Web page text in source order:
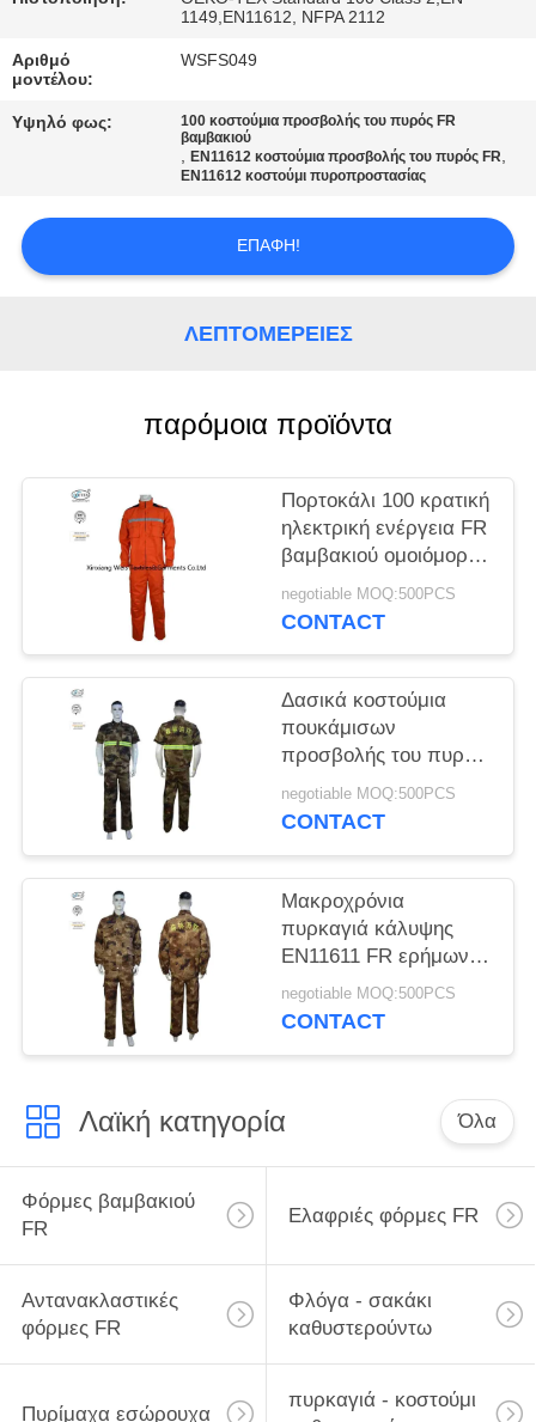
ΕΠΑΦΉ
ΜΕ
ΖΗΤΉΣΤΕ
ΑΠΌΣΠΑΣΜΑ
SITEMAP
1149,EN11612, NFPA 2112
Αριθμό
μοντέλου:
WSFS049
Υψηλό φως:
100 κοστούμια προσβολής του πυρός FR
βαμβακιού
,EN11612 κοστούμια προσβολής του πυρός FR,
EN11612 κοστούμι πυροπροστασίας
ΕΠΑΦΉ!
ΛΕΠΤΟΜΈΡΕΙΕΣ
παρόμοια προϊόντα
Πορτοκάλι 100 κρατική
ηλεκτρική ενέργεια FR
βαμβακιού ομοιόμορφη
με τις
αντανακλαστικές
negotiable MOQ:500PCS
CONTACT
Δασικά κοστούμια
πουκάμισων
προσβολής του πυρός
κάλυψης 450gsm FR
με το κεντημένο
negotiable MOQ:500PCS
CONTACT
Μακροχρόνια
πυρκαγιά κάλυψης
EN11611 FR ερήμων
μανικιών - κοστούμι
καθυστερούντω με το
negotiable MOQ:500PCS
CONTACT
Λαϊκή κατηγορία Όλα
Φόρμες βαμβακιού
FR
Ελαφριές φόρμες FR
Αντανακλαστικές
φόρμες FR
Φλόγα - σακάκι
καθυστερούντω
Πυρίμαχα εσώρουχα
πυρκαγιά - κοστούμι